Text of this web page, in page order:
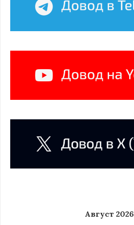
Август 2026